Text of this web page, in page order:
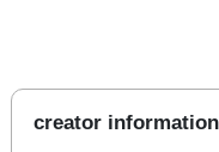
creator information